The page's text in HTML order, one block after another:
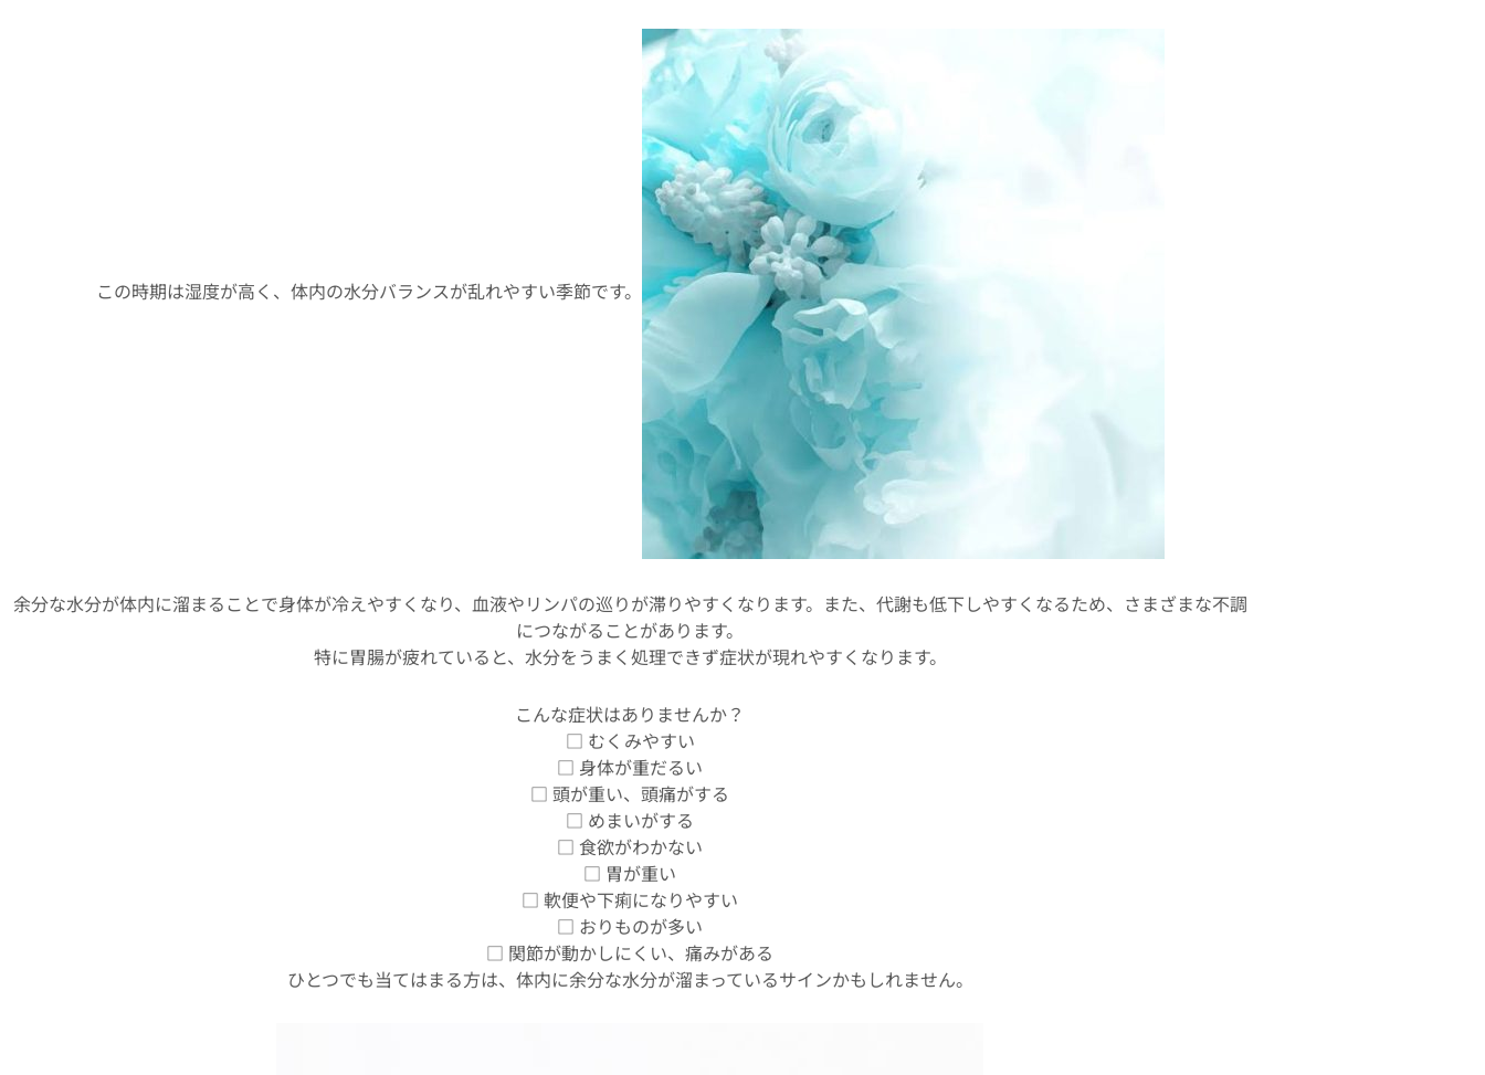
この時期は湿度が高く、体内の水分バランスが乱れやすい季節です。
余分な水分が体内に溜まることで身体が冷えやすくなり、血液やリンパの巡りが滞りやすくなります。また、代謝も低下しやすくなるため、さまざまな不調
につながることがあります。
特に胃腸が疲れていると、水分をうまく処理できず症状が現れやすくなります。
こんな症状はありませんか？
□ むくみやすい
□ 身体が重だるい
□ 頭が重い、頭痛がする
□ めまいがする
□ 食欲がわかない
□ 胃が重い
□ 軟便や下痢になりやすい
□ おりものが多い
□ 関節が動かしにくい、痛みがある
ひとつでも当てはまる方は、体内に余分な水分が溜まっているサインかもしれません。